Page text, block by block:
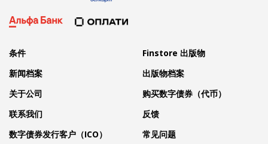
条件
Finstore 出版物
新闻档案
出版物档案
关于公司
购买数字债券（代币）
联系我们
反馈
数字债券发行客户（ICO）
常见问题